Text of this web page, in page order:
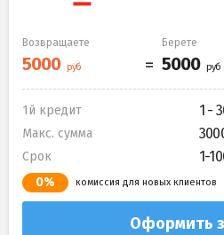
Возвращаете Берете
1й кредит 1 -
Макс. сумма
Срок 1-
0% комиссия для новых клиентов
Оформить